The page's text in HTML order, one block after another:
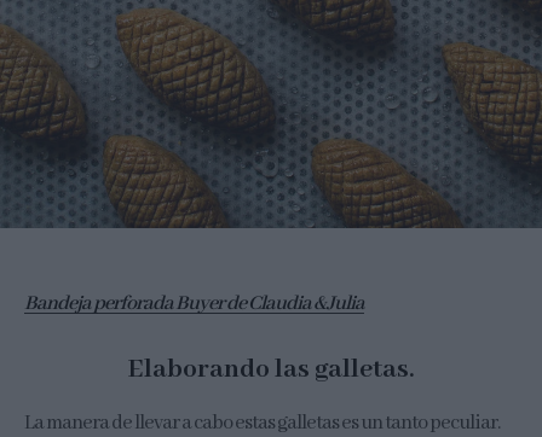
Bandeja perforada Buyer de Claudia & Julia
Elaborando las galletas.
La manera de llevar a cabo estas galletas es un tanto peculiar.